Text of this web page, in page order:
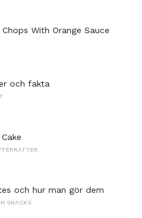
With Orange Sauce
och fakta
och hur man gör dem
SNACKS